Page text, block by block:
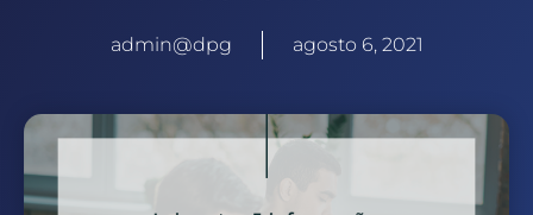
admin@dpg agosto 6, 2021